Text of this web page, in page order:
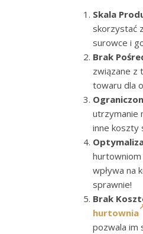
Skala
skorzystać
surowce i
Brak
związane z
towaru dla
utrzymanie
inne koszty
wpływa na
sprawnie!
Brak
hurtownia
pozwala im